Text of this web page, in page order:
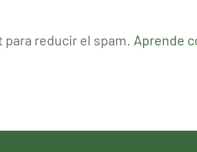
reducir el spam. Aprende